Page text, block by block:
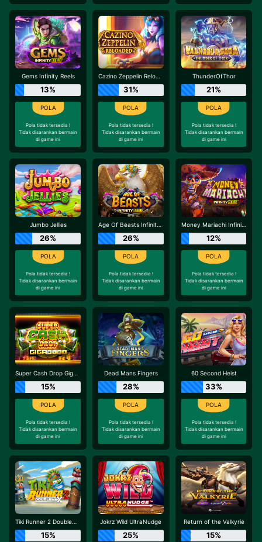
Gems Infinity Reels
13%
Pola tidak tersedia !
Tidak disarankan bermain
di game ini
Cazino Zeppelin Reloaded
31%
Pola tidak tersedia !
Tidak disarankan bermain
di game ini
ThunderOfThor
21%
Pola tidak tersedia !
Tidak disarankan bermain
di game ini
Jumbo Jellies
26%
Pola tidak tersedia !
Tidak disarankan bermain
di game ini
Age Of Beasts Infinity Reels
26%
Pola tidak tersedia !
Tidak disarankan bermain
di game ini
Money Mariachi Infinity Reels
12%
Pola tidak tersedia !
Tidak disarankan bermain
di game ini
Super Cash Drop Giga Blox
15%
Pola tidak tersedia !
Tidak disarankan bermain
di game ini
Dead Mans Fingers
28%
Pola tidak tersedia !
Tidak disarankan bermain
di game ini
60 Second Heist
33%
Pola tidak tersedia !
Tidak disarankan bermain
di game ini
Tiki Runner 2 DoubleMax
15%
Jokrz Wild UltraNudge
25%
Return of the Valkyrie
15%